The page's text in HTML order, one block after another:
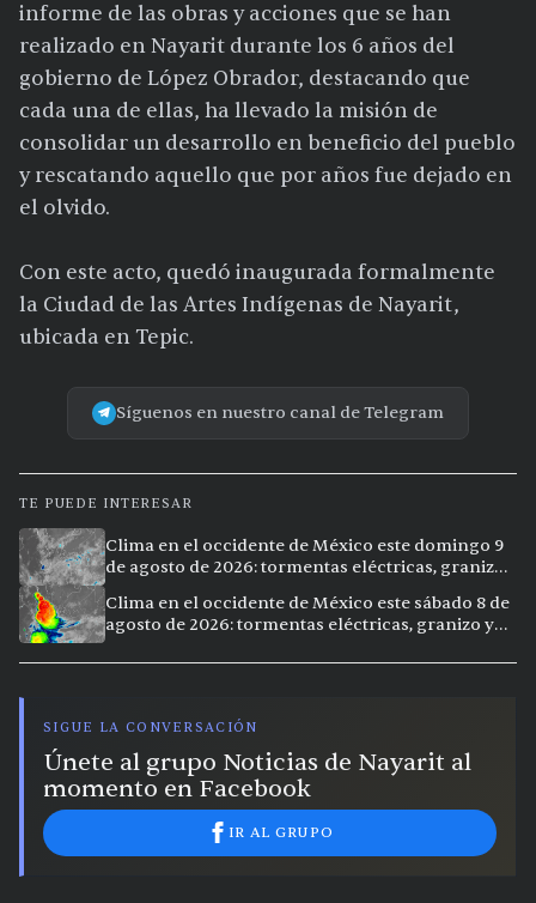
informe de las obras y acciones que se han
realizado en Nayarit durante los 6 años del
gobierno de López Obrador, destacando que
cada una de ellas, ha llevado la misión de
consolidar un desarrollo en beneficio del pueblo
y rescatando aquello que por años fue dejado en
el olvido.
Con este acto, quedó inaugurada formalmente
la Ciudad de las Artes Indígenas de Nayarit,
ubicada en Tepic.
Síguenos en nuestro canal de Telegram
TE PUEDE INTERESAR
Clima en el occidente de México este domingo 9
de agosto de 2026: tormentas eléctricas, granizo
Clima en el occidente de México este sábado 8 de
agosto de 2026: tormentas eléctricas, granizo y
SIGUE LA CONVERSACIÓN
Únete al grupo Noticias de Nayarit al
momento en Facebook
IR AL GRUPO